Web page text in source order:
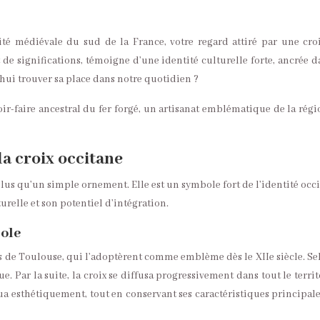
médiévale du sud de la France, votre regard attiré par une
de significations, témoigne d’une identité culturelle forte,
trouver sa place dans notre quotidien ?
faire ancestral du fer forgé, un artisanat emblématique de la
croix occitane
qu’un simple ornement. Elle est un symbole fort de l’identité
et son potentiel d’intégration.
Toulouse, qui l’adoptèrent comme emblème dès le XIIe siècle.
Par la suite, la croix se diffusa progressivement dans tout le
esthétiquement, tout en conservant ses caractéristiques